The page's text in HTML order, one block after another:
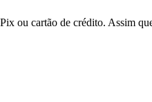
ou cartão de crédito. Assim